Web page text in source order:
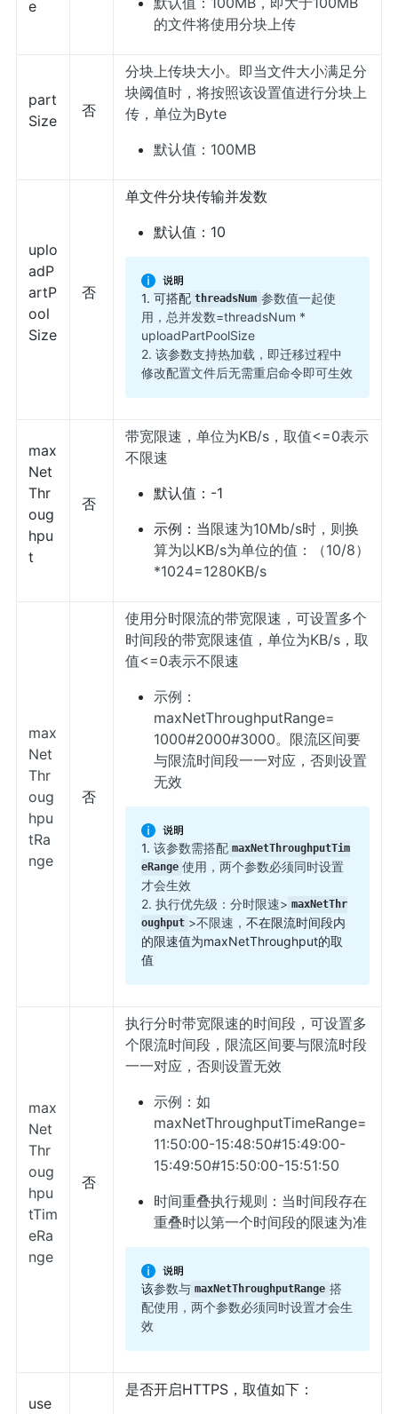
e
的文件将使用分块上传
part
Size
否
分块上传块大小。即当文件大小满足分
块阈值时，将按照该设置值进行分块上
传，单位为Byte
默认值：100MB
uplo
adP
artP
ool
Size
否
单文件分块传输并发数
默认值：10
1. 可搭配 threadsNum 参数值一起使
用，总并发数=threadsNum *
uploadPartPoolSize
2. 该参数支持热加载，即迁移过程中
修改配置文件后无需重启命令即可生效
max
Net
Thr
oug
hpu
t
否
带宽限速，单位为KB/s，取值<=0表示
不限速
默认值：-1
示例：当限速为10Mb/s时，则换
算为以KB/s为单位的值：（10/8）
*1024=1280KB/s
max
Net
Thr
oug
hpu
tRa
nge
否
使用分时限流的带宽限速，可设置多个
时间段的带宽限速值，单位为KB/s，取
值<=0表示不限速
示例：
maxNetThroughputRange=
1000#2000#3000。限流区间要
与限流时间段一一对应，否则设置
无效
1. 该参数需搭配 maxNetThroughputTim
eRange 使用，两个参数必须同时设置
才会生效
2. 执行优先级：分时限速> maxNetThr
oughput >不限速，不在限流时间段内
的限速值为maxNetThroughput的取
值
max
Net
Thr
oug
hpu
tTim
eRa
nge
否
执行分时带宽限速的时间段，可设置多
个限流时间段，限流区间要与限流时段
一一对应，否则设置无效
示例：如
maxNetThroughputTimeRange=
11:50:00-15:48:50#15:49:00-
15:49:50#15:50:00-15:51:50
时间重叠执行规则：当时间段存在
重叠时以第一个时间段的限速为准
该参数与 maxNetThroughputRange 搭
配使用，两个参数必须同时设置才会生
效
use
是否开启HTTPS，取值如下：